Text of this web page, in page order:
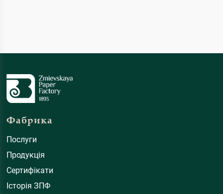
Фабрика
Послуги
Продукція
Сертифікати
Історія ЗПФ